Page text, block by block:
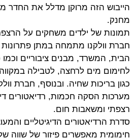
הייבוש הזה מרוקן מדלל את החדר
מחנק.
תמונות של ילדים משחקים על
חברת וולקנו מתמחה במתן פתרונות
הבית, המשרד, מבנים ציבוריים וכמו
לחימום מים לרחצה, לטבילה
כגון בריכות שחיה. ובנוסף, חברת
מערכות הסקה חכמות, רדיאטורים
רצפתי ומשאבות חום.
סדרת הרדיאטורים הדיגיטליים
חימומית מאפשרים פיזור של שווה